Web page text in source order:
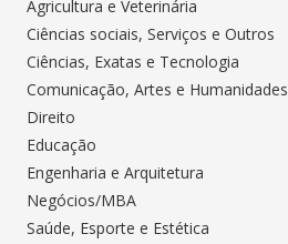
Agricultura e Veterinária
Ciências sociais, Serviços e Outros
Ciências, Exatas e Tecnologia
Comunicação, Artes e Humanidades
Direito
Educação
Engenharia e Arquitetura
Negócios/MBA
Saúde, Esporte e Estética